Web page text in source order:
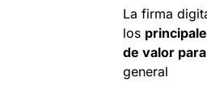
La firma
los
de valor
general